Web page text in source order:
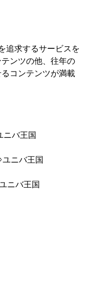
追求するサービスを
ンツの他、往年の
コンテンツが満載
バ王国
ニバ王国
ニバ王国